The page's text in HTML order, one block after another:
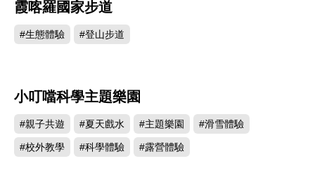
霞喀羅國家步道
#生態體驗 #登山步道
小叮噹科學主題樂園
#親子共遊 #夏天戲水 #主題樂園 #滑雪體驗
#校外教學 #科學體驗 #露營體驗